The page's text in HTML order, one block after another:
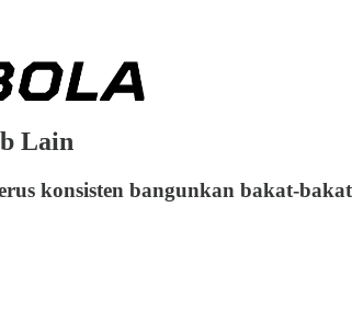
Lain
konsisten bangunkan bakat-